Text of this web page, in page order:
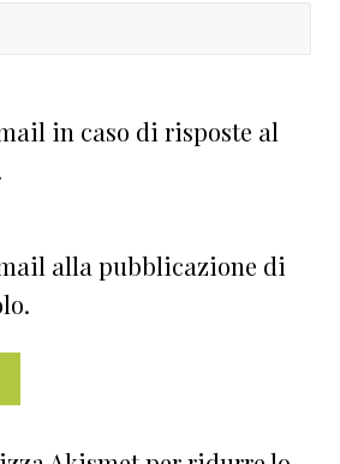
in caso di risposte al
alla pubblicazione di